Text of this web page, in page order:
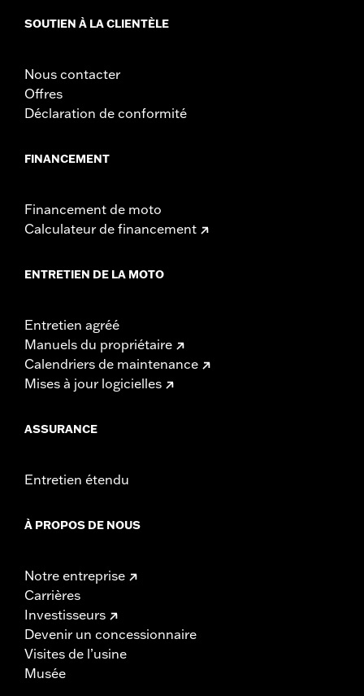
SOUTIEN À LA CLIENTÈLE
Nous contacter
Offres
Déclaration de conformité
FINANCEMENT
Financement de moto
Calculateur de financement
ENTRETIEN DE LA MOTO
Entretien agréé
Manuels du propriétaire
Calendriers de maintenance
Mises à jour logicielles
ASSURANCE
Entretien étendu
À PROPOS DE NOUS
Notre entreprise
Carrières
Investisseurs
Devenir un concessionnaire
Visites de l’usine
Musée